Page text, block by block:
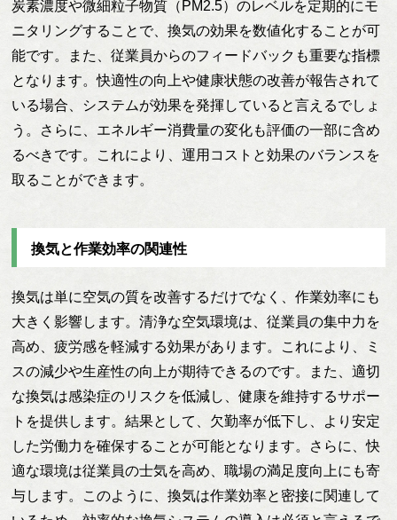
炭素濃度や微細粒子物質（PM2.5）のレベルを定期的にモ
ニタリングすることで、換気の効果を数値化することが可
能です。また、従業員からのフィードバックも重要な指標
となります。快適性の向上や健康状態の改善が報告されて
いる場合、システムが効果を発揮していると言えるでしょ
う。さらに、エネルギー消費量の変化も評価の一部に含め
るべきです。これにより、運用コストと効果のバランスを
取ることができます。
換気と作業効率の関連性
換気は単に空気の質を改善するだけでなく、作業効率にも
大きく影響します。清浄な空気環境は、従業員の集中力を
高め、疲労感を軽減する効果があります。これにより、ミ
スの減少や生産性の向上が期待できるのです。また、適切
な換気は感染症のリスクを低減し、健康を維持するサポー
トを提供します。結果として、欠勤率が低下し、より安定
した労働力を確保することが可能となります。さらに、快
適な環境は従業員の士気を高め、職場の満足度向上にも寄
与します。このように、換気は作業効率と密接に関連して